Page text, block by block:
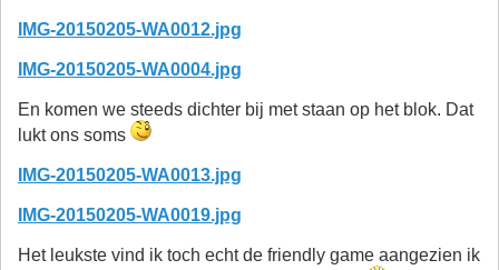
IMG-20150205-WA0012.jpg
IMG-20150205-WA0004.jpg
En komen we steeds dichter bij met staan op het blok. Dat
lukt ons soms
IMG-20150205-WA0013.jpg
IMG-20150205-WA0019.jpg
Het leukste vind ik toch echt de friendly game aangezien ik